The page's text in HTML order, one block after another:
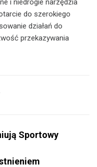
i niedrogie narzędzia
do szerokiego
działań do
przekazywania
Sportowy